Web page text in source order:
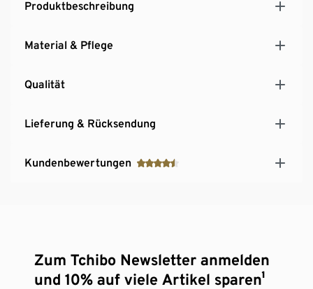
Produktbeschreibung
Material & Pflege
Qualität
Lieferung & Rücksendung
Kundenbewertungen
Zum Tchibo Newsletter anmelden
und 10% auf viele Artikel sparen¹